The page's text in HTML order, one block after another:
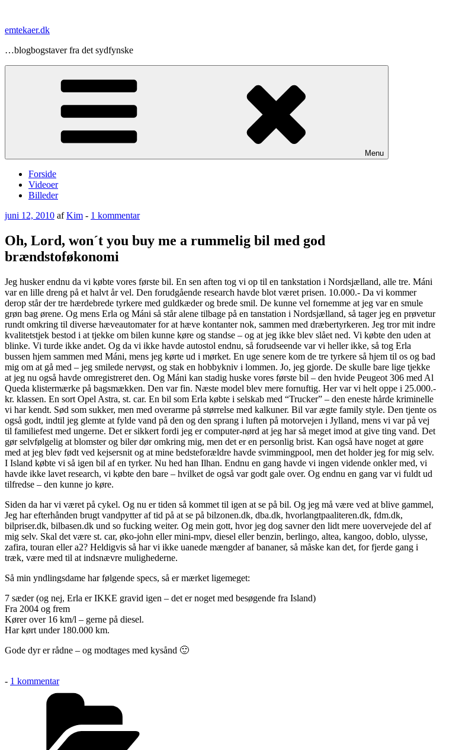
indhold
emtekaer.dk
…blogbogstaver fra det sydfynske
Menu
Forside
Videoer
Billeder
Udgivet
juni 12, 2010 afKim - 1 kommentartil
won
buy
me
a
rummelig
bil
med
god
brændstoføkonomi
Oh, Lord, won´t you buy me a rummelig bil med god
brændstoføkonomi
Jeg husker endnu da vi købte vores første bil. En sen aften tog vi op til en tankstation i Nordsjælland, alle tre. Máni
var en lille dreng på et halvt år vel. Den forudgående research havde blot været prisen. 10.000.- Da vi kommer
derop står der tre hærdebrede tyrkere med guldkæder og brede smil. De kunne vel fornemme at jeg var en smule
grøn bag ørene. Og mens Erla og Máni så står alene tilbage på en tanstation i Nordsjælland, så tager jeg en prøvetur
rundt omkring til diverse hæveautomater for at hæve kontanter nok, sammen med dræbertyrkeren. Jeg tror mit indre
kvalitetstjek bestod i at tjekke om bilen kunne køre og standse – og at jeg ikke blev slået ned. Vi købte den uden at
blinke. Vi turde ikke andet. Og da vi ikke havde autostol endnu, så forudseende var vi heller ikke, så tog Erla
bussen hjem sammen med Máni, mens jeg kørte ud i mørket. En uge senere kom de tre tyrkere så hjem til os og bad
mig om at gå med – jeg smilede nervøst, og stak en hobbykniv i lommen. Jo, jeg gjorde. De skulle bare lige tjekke
at jeg nu også havde omregistreret den. Og Máni kan stadig huske vores første bil – den hvide Peugeot 306 med Al
Queda klistermærke på bagsmækken. Den var fin. Næste model blev mere fornuftig. Her var vi helt oppe i 25.000.-
kr. klassen. En sort Opel Astra, st. car. En bil som Erla købte i selskab med “Trucker” – den eneste hårde kriminelle
vi har kendt. Sød som sukker, men med overarme på størrelse med kalkuner. Bil var ægte family style. Den tjente os
også godt, indtil jeg glemte at fylde vand på den og den sprang i luften på motorvejen i Jylland, mens vi var på vej
til familiefest med ungerne. Det er sikkert fordi jeg er computer-nørd at jeg har så meget imod at give ting vand. Det
gør selvfølgelig at blomster og biler dør omkring mig, men det er en personlig brist. Kan også have noget at gøre
med at jeg blev født ved kejsersnit og at mine bedsteforældre havde svimmingpool, men det holder jeg for mig selv.
I Island købte vi så igen bil af en tyrker. Nu hed han Ilhan. Endnu en gang havde vi ingen vidende onkler med, vi
havde ikke lavet research, vi købte den bare – hvilket de også var godt gale over. Og endnu en gang var vi fuldt ud
tilfredse – den kunne jo køre.
Siden da har vi været på cykel. Og nu er tiden så kommet til igen at se på bil. Og jeg må være ved at blive gammel,
Jeg har efterhånden brugt vandpytter af tid på at se på bilzonen.dk, dba.dk, hvorlangtpaaliteren.dk, fdm.dk,
bilpriser.dk, bilbasen.dk und so fucking weiter. Og mein gott, hvor jeg dog savner den lidt mere uovervejede del af
mig selv. Skal det være st. car, øko-john eller mini-mpv, diesel eller benzin, berlingo, altea, kangoo, doblo, ulysse,
zafira, touran eller a2? Heldigvis så har vi ikke uanede mængder af bananer, så måske kan det, for fjerde gang i
træk, være med til at indsnævre mulighederne.
Så min yndlingsdame har følgende specs, så er mærket ligemeget:
7 sæder (og nej, Erla er IKKE gravid igen – det er noget med besøgende fra Island)
Fra 2004 og frem
Kører over 16 km/l – gerne på diesel.
Har kørt under 180.000 km.
Gode dyr er rådne – og modtages med kysånd 🙂
- 1 kommentartil
Oh,
you
buy